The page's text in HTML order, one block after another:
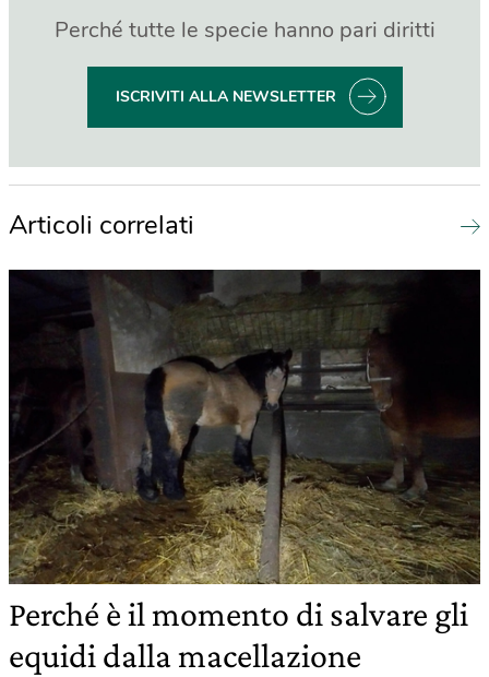
Perché tutte le specie hanno pari diritti
ISCRIVITI ALLA NEWSLETTER
Articoli correlati
Perché è il momento di salvare gli
equidi dalla macellazione